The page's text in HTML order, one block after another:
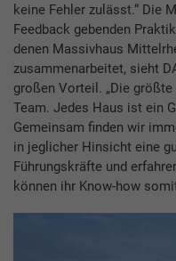
keine Fehler zulässt.“ Die
Feedback gebenden
denen Massivhaus
zusammenarbeitet, sieht
großen Vorteil. „Die
Team. Jedes Haus ist ein
Gemeinsam finden wir
in jeglicher Hinsicht eine
Führungskräfte und
können ihr Know-how